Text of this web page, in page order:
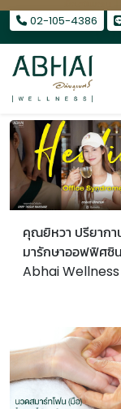
02-105-4386
คุณยิหวา ปรียาก
มารักษาออฟฟิศซิ
Abhai Wellness